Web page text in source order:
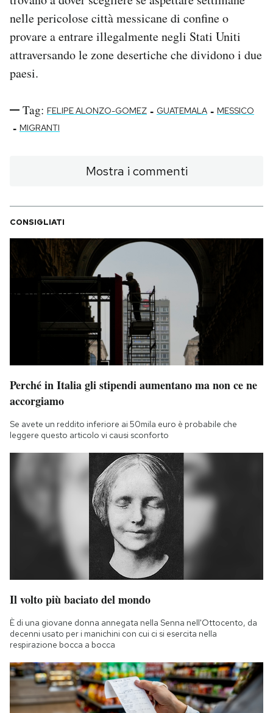
nelle pericolose città messicane di confine o
provare a entrare illegalmente negli Stati Uniti
attraversando le zone desertiche che dividono i due
paesi.
Tag: FELIPE ALONZO-GOMEZ - GUATEMALA - MESSICO
- MIGRANTI
Mostra i commenti
CONSIGLIATI
Perché in Italia gli stipendi aumentano ma non ce ne
accorgiamo
Se avete un reddito inferiore ai 50mila euro è probabile che
leggere questo articolo vi causi sconforto
Il volto più baciato del mondo
È di una giovane donna annegata nella Senna nell'Ottocento, da
decenni usato per i manichini con cui ci si esercita nella
respirazione bocca a bocca